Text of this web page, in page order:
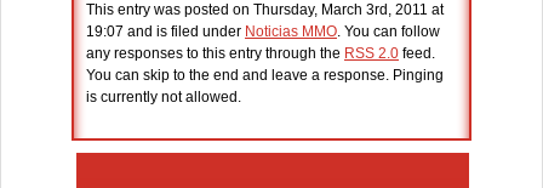
This entry was posted on Thursday, March 3rd, 2011 at
19:07 and is filed under Noticias MMO. You can follow
any responses to this entry through the RSS 2.0 feed.
You can skip to the end and leave a response. Pinging
is currently not allowed.